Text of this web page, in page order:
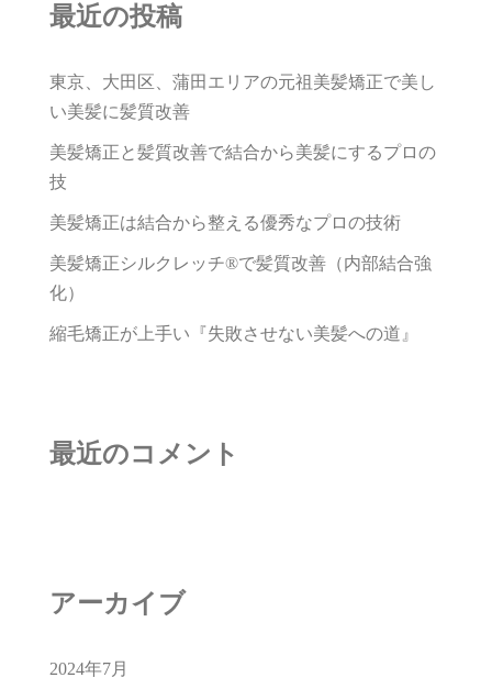
最近の投稿
東京、大田区、蒲田エリアの元祖美髪矯正で美し
い美髪に髪質改善
美髪矯正と髪質改善で結合から美髪にするプロの
技
美髪矯正は結合から整える優秀なプロの技術
美髪矯正シルクレッチ®で髪質改善（内部結合強
化）
縮毛矯正が上手い『失敗させない美髪への道』
最近のコメント
アーカイブ
2024年7月